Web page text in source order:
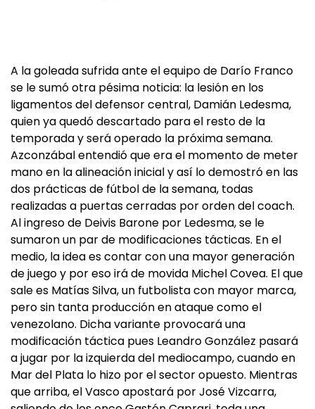
A la goleada sufrida ante el equipo de Darío Franco
se le sumó otra pésima noticia: la lesión en los
ligamentos del defensor central, Damián Ledesma,
quien ya quedó descartado para el resto de la
temporada y será operado la próxima semana.
Azconzábal entendió que era el momento de meter
mano en la alineación inicial y así lo demostró en las
dos prácticas de fútbol de la semana, todas
realizadas a puertas cerradas por orden del coach.
Al ingreso de Deivis Barone por Ledesma, se le
sumaron un par de modificaciones tácticas. En el
medio, la idea es contar con una mayor generación
de juego y por eso irá de movida Michel Covea. El que
sale es Matías Silva, un futbolista con mayor marca,
pero sin tanta producción en ataque como el
venezolano. Dicha variante provocará una
modificación táctica pues Leandro González pasará
a jugar por la izquierda del mediocampo, cuando en
Mar del Plata lo hizo por el sector opuesto. Mientras
que arriba, el Vasco apostará por José Vizcarra,